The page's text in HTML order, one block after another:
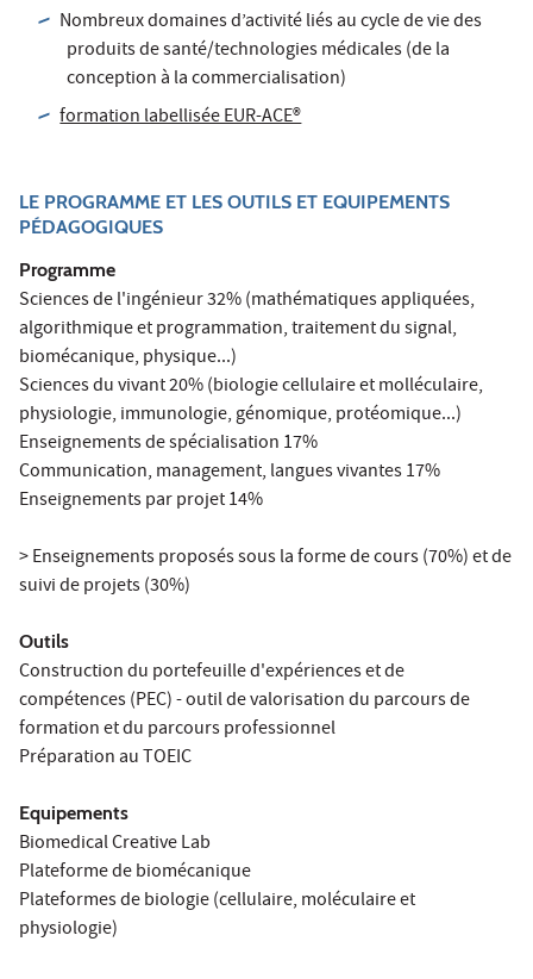
Nombreux domaines d’activité liés au cycle de vie des
produits de santé/technologies médicales (de la
conception à la commercialisation)
formation labellisée EUR-ACE®
LE PROGRAMME ET LES OUTILS ET EQUIPEMENTS
PÉDAGOGIQUES
Programme
Sciences de l'ingénieur 32% (mathématiques appliquées,
algorithmique et programmation, traitement du signal,
biomécanique, physique...)
Sciences du vivant 20% (biologie cellulaire et molléculaire,
physiologie, immunologie, génomique, protéomique...)
Enseignements de spécialisation 17%
Communication, management, langues vivantes 17%
Enseignements par projet 14%
> Enseignements proposés sous la forme de cours (70%) et de
suivi de projets (30%)
Outils
Construction du portefeuille d'expériences et de
compétences (PEC) - outil de valorisation du parcours de
formation et du parcours professionnel
Préparation au TOEIC
Equipements
Biomedical Creative Lab
Plateforme de biomécanique
Plateformes de biologie (cellulaire, moléculaire et
physiologie)